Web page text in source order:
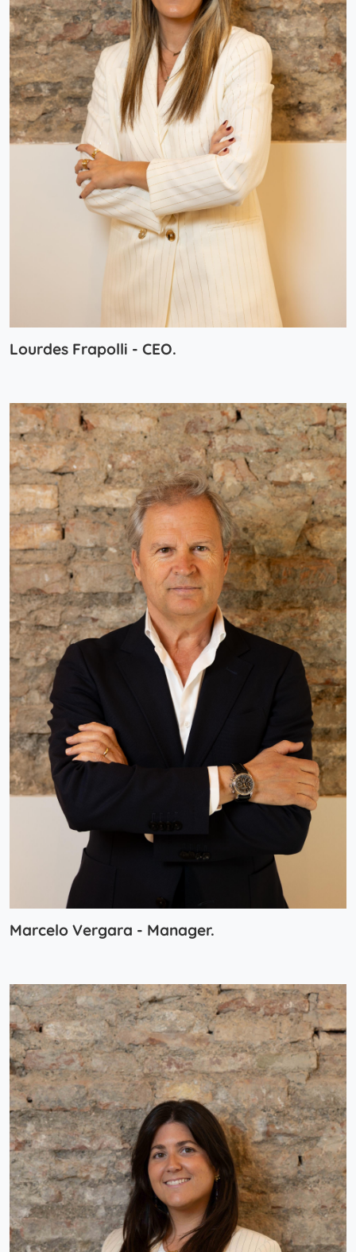
Lourdes Frapolli - CEO.
Marcelo Vergara - Manager.